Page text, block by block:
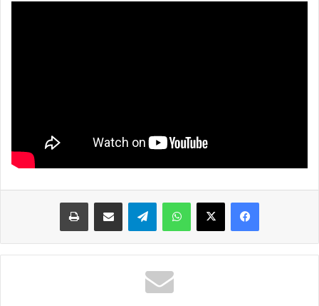
واتساب تيلقرام مشاركة عبر البريد